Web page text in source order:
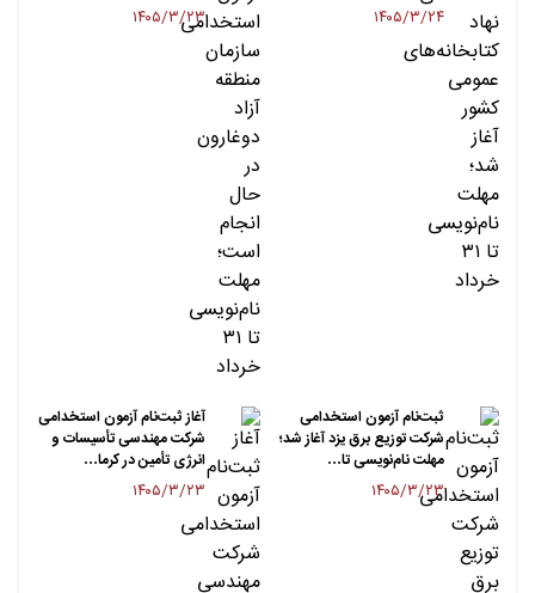
۱۴۰۵/۳/۲۴ ۱۴۰۵/۳/۲۳
ثبت‌نام آزمون استخدامی
شرکت توزیع برق یزد آغاز شد؛
مهلت نام‌نویسی تا…
۱۴۰۵/۳/۲۳
آغاز ثبت‌نام آزمون استخدامی
شرکت مهندسی تأسیسات و
انرژی تأمین در کرما…
۱۴۰۵/۳/۲۳